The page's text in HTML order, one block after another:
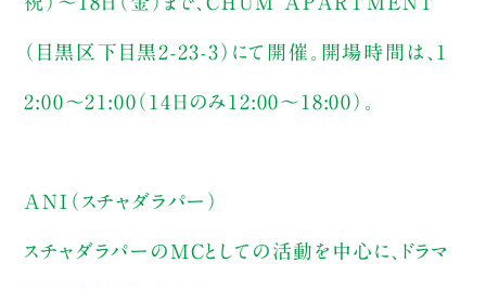
（目黒区下目黒2-23-3）にて開催。開場時間は、1
2:00～21:00（14日のみ12:00～18:00）。
ANI（スチャダラパー）
スチャダラパーのMCとしての活動を中心に、ドラマ